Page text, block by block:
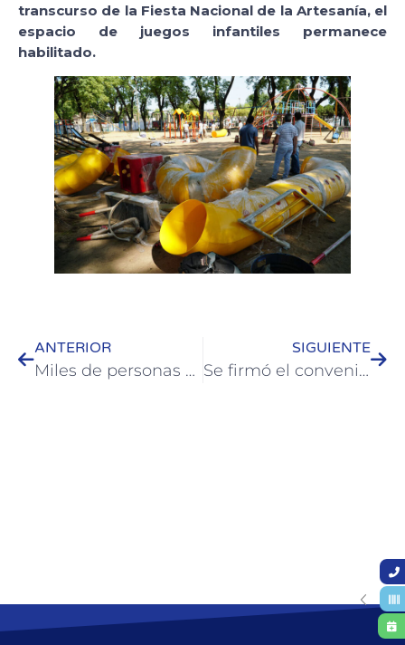
transcurso de la Fiesta Nacional de la Artesanía, el
espacio de juegos infantiles permanece
habilitado.
ANTERIOR
Miles de personas disfrutaron de la noche de Entre Ríos con entrada libre y gratuita y múltiples espectáculos
SIGUIENTE
Se firmó el convenio para un entrenamiento laboral para Discapacidad en el Molino Forclaz